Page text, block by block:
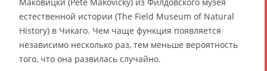
естественной истории (The Field Museum of Natural
History) в Чикаго. Чем чаще функция появляется
независимо несколько раз, тем меньше вероятность
того, что она развилась случайно.